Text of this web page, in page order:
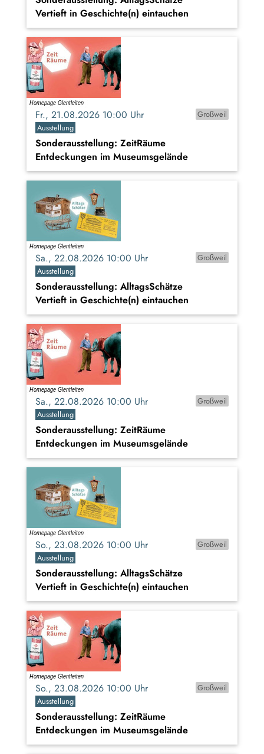
Vertieft in Geschichte(n) eintauchen
Fr., 21.08.2026 10:00 Uhr
Großweil
Ausstellung
Sonderausstellung: ZeitRäume
Entdeckungen im Museumsgelände
Sa., 22.08.2026 10:00 Uhr
Großweil
Ausstellung
Sonderausstellung: AlltagsSchätze
Vertieft in Geschichte(n) eintauchen
Sa., 22.08.2026 10:00 Uhr
Großweil
Ausstellung
Sonderausstellung: ZeitRäume
Entdeckungen im Museumsgelände
So., 23.08.2026 10:00 Uhr
Großweil
Ausstellung
Sonderausstellung: AlltagsSchätze
Vertieft in Geschichte(n) eintauchen
So., 23.08.2026 10:00 Uhr
Großweil
Ausstellung
Sonderausstellung: ZeitRäume
Entdeckungen im Museumsgelände